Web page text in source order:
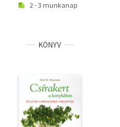
2 - 3 munkanap
KÖNYV